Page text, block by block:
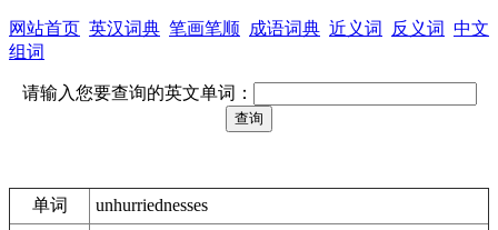
网站首页 英汉词典 笔画笔顺 成语词典 近义词 反义词 中文
组词
请输入您要查询的英文单词：
单词
unhurriednesses